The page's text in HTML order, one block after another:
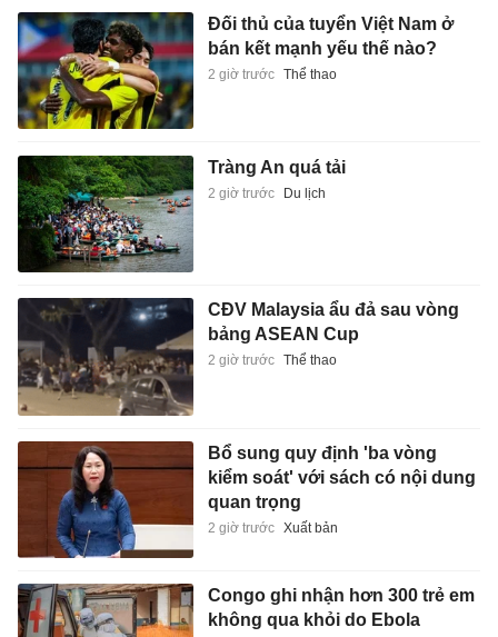
Đối thủ của tuyển Việt Nam ở
bán kết mạnh yếu thế nào?
2 giờ trước Thể thao
Tràng An quá tải
2 giờ trước Du lịch
CĐV Malaysia ẩu đả sau vòng
bảng ASEAN Cup
2 giờ trước Thể thao
Bổ sung quy định 'ba vòng
kiểm soát' với sách có nội dung
quan trọng
2 giờ trước Xuất bản
Congo ghi nhận hơn 300 trẻ em
không qua khỏi do Ebola